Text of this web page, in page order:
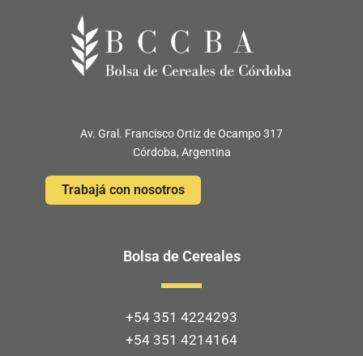
Av. Gral. Francisco Ortiz de Ocampo 317
Córdoba, Argentina
Trabajá con nosotros
Bolsa de Cereales
+54 351 4224293
+54 351 4214164